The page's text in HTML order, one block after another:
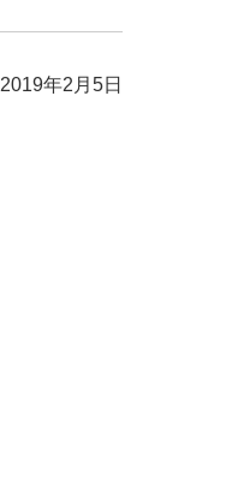
2019年2月5日